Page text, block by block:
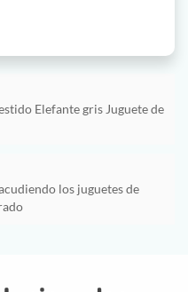
Elefante gris Juguete de
los juguetes de